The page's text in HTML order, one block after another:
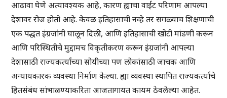
आढावा घेणे अत्यावश्यक आहे, कारण ह्याचा वाईट परिणाम आपल्या
देशावर रोज होतो आहे. केवळ इतिहासाची नव्हे तर सगळ्याच शिक्षणाची
एक पद्धत इंग्रजांनी घालून दिली, आणि इतिहासाची खोटी मांडणी करून
आणि परिस्थितीचे मुद्दामच विकृतीकरण करून इंग्रजांनी आपल्या
देशासाठी राज्यकर्त्यांच्या सोयीच्या पण लोकांसाठी जाचक आणि
अन्यायकारक व्यवस्था निर्माण केल्या. ह्या व्यवस्था स्थापित राज्यकर्त्यांचे
हितसंबंध सांभाळण्याकरिता आजतागायत कायम ठेवलेल्या आहेत.